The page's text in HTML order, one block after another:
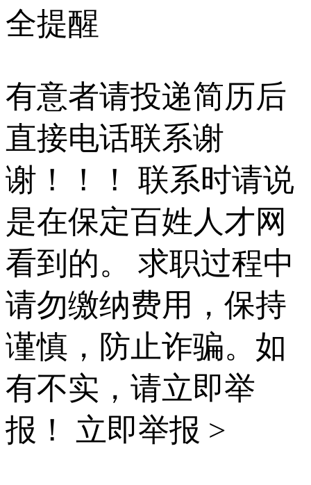
全提醒
有意者请投递简历后
直接电话联系谢
谢！！！ 联系时请说
是在保定百姓人才网
看到的。 求职过程中
请勿缴纳费用，保持
谨慎，防止诈骗。如
有不实，请立即举
报！ 立即举报 >